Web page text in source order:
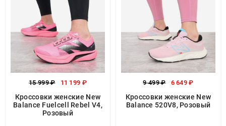
15 999 ₽ 11 199 ₽
Кроссовки женские New
Balance Fuelcell Rebel V4,
Розовый
9 499 ₽ 6 649 ₽
Кроссовки женские New
Balance 520V8, Розовый